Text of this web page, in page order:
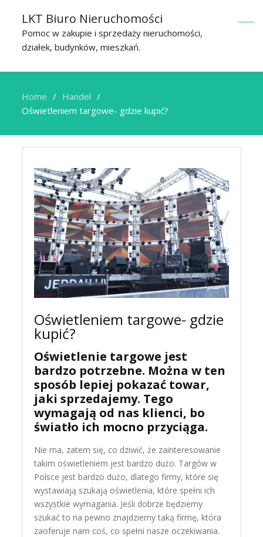
LKT Biuro Nieruchomości
Pomoc w zakupie i sprzedaży nieruchomości,
działek, budynków, mieszkań.
Home
Handel
Oświetleniem targowe- gdzie kupić?
Oświetleniem targowe- gdzie
kupić?
Oświetlenie targowe jest
bardzo potrzebne. Można w ten
sposób lepiej pokazać towar,
jaki sprzedajemy. Tego
wymagają od nas klienci, bo
światło ich mocno przyciąga.
Nie ma, zatem się, co dziwić, że zainteresowanie
takim oświetleniem jest bardzo dużo. Targów w
Polsce jest bardzo dużo, dlatego firmy, które się
wystawiają szukają oświetlenia, które spełni ich
wszystkie wymagania. Jeśli dobrze będziemy
szukać to na pewno znajdziemy taką firmę, która
zaoferuje nam coś, co spełni nasze oczekiwania.